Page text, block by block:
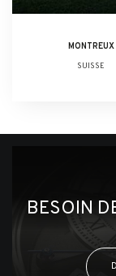
MONTREUX
SUISSE
BESOIN